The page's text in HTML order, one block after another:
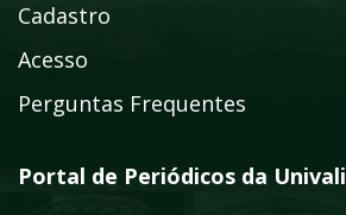
Cadastro
Acesso
Perguntas Frequentes
Portal de Periódicos da Univali